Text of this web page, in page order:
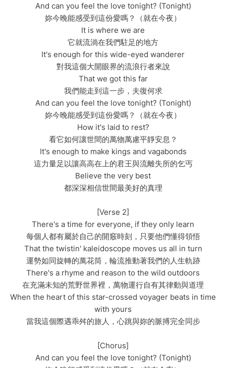
And can you feel the love tonight? (Tonight)
妳今晚能感受到這份愛嗎？（就在今夜）
It is where we are
它就流淌在我們駐足的地方
It's enough for this wide-eyed wanderer
對我這個大開眼界的流浪行者來說
That we got this far
我們能走到這一步，夫復何求
And can you feel the love tonight? (Tonight)
妳今晚能感受到這份愛嗎？（就在今夜）
How it's laid to rest?
看它如何讓世間的萬物萬慮平靜安息？
It's enough to make kings and vagabonds
這力量足以讓高高在上的君王與流離失所的乞丐
Believe the very best
都深深相信世間最美好的真理
[Verse 2]
There's a time for everyone, if they only learn
每個人都有屬於自己的開竅時刻，只要他們懂得領悟
That the twistin' kaleidoscope moves us all in turn
運勢如同旋轉的萬花筒，輪流推動著我們的人生軌跡
There's a rhyme and reason to the wild outdoors
在充滿未知的荒野世界裡，萬物運行自有其律動與道理
When the heart of this star-crossed voyager beats in time
with yours
當我這個際遇乖舛的旅人，心跳與妳的脈搏完全同步
[Chorus]
And can you feel the love tonight? (Tonight)